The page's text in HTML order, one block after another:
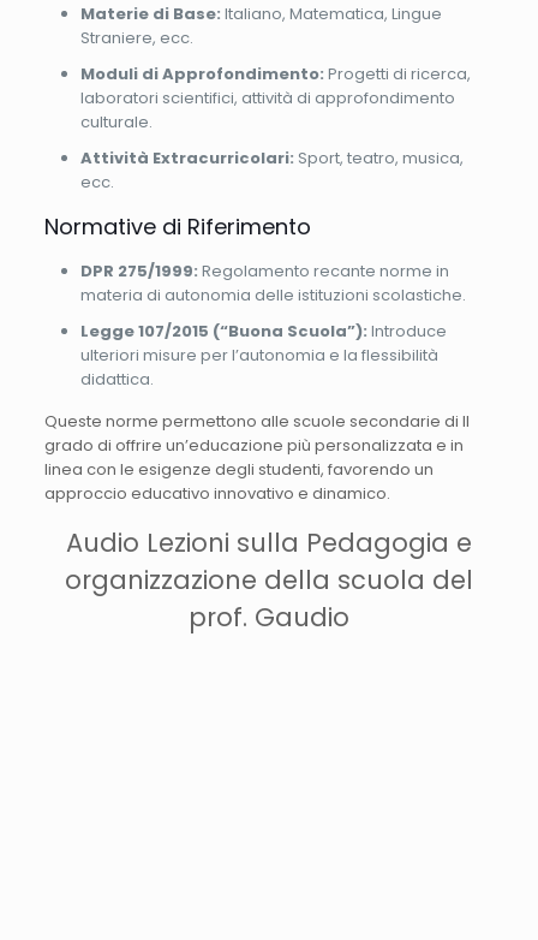
Materie di Base: Italiano, Matematica, Lingue
Straniere, ecc.
Moduli di Approfondimento: Progetti di ricerca,
laboratori scientifici, attività di approfondimento
culturale.
Attività Extracurricolari: Sport, teatro, musica,
ecc.
Normative di Riferimento
DPR 275/1999: Regolamento recante norme in
materia di autonomia delle istituzioni scolastiche.
Legge 107/2015 (“Buona Scuola”): Introduce
ulteriori misure per l’autonomia e la flessibilità
didattica.
Queste norme permettono alle scuole secondarie di II
grado di offrire un’educazione più personalizzata e in
linea con le esigenze degli studenti, favorendo un
approccio educativo innovativo e dinamico.
Audio Lezioni sulla Pedagogia e
organizzazione della scuola del
prof. Gaudio